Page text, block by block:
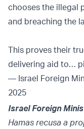
chooses the illegal
and breaching the
This proves their
delivering aid to…
— Israel Foreign
2025
Israel Foreign
Hamas recusa a